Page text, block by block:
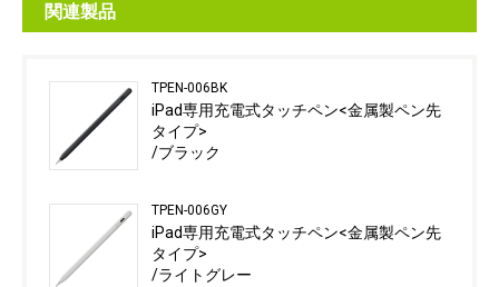
関連製品
TPEN-006BK
iPad専用充電式タッチペン<金属製ペン先
タイプ>
/ブラック
TPEN-006GY
iPad専用充電式タッチペン<金属製ペン先
タイプ>
/ライトグレー